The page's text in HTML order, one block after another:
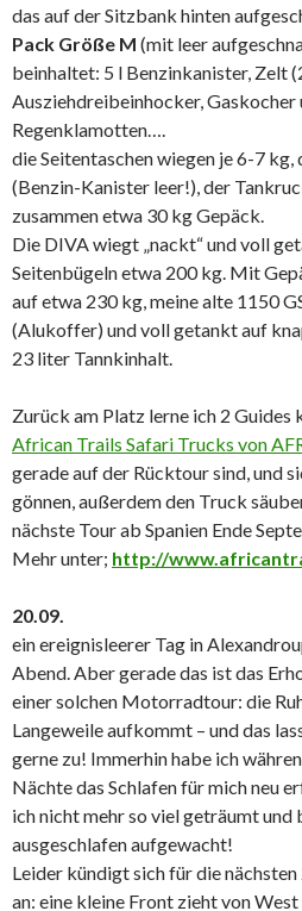
das auf der Sitzbank hinten
Pack Größe M (mit leer
beinhaltet: 5 l Benzinkanister, Zelt
Ausziehdreibeinhocker,
Regenklamotten….
die Seitentaschen wiegen je 6-7 kg,
(Benzin-Kanister leer!), der
zusammen etwa 30 kg Gepäck.
Die DIVA wiegt „nackt“ und voll
Seitenbügeln etwa 200 kg. Mit
auf etwa 230 kg, meine alte 1150
(Alukoffer) und voll getankt auf
23 liter Tannkinhalt.
Zurück am Platz lerne ich 2 Guides
African Trails Safari Trucks von
gerade auf der Rücktour sind, und
gönnen, außerdem den Truck
nächste Tour ab Spanien Ende
Mehr unter; http://
20.09.
ein ereignisleerer Tag in
Abend. Aber gerade das ist das
einer solchen Motorradtour: die
Langeweile aufkommt – und das
gerne zu! Immerhin habe ich
Nächte das Schlafen für mich neu
ich nicht mehr so viel geträumt und
ausgeschlafen aufgewacht!
Leider kündigt sich für die
an: eine kleine Front zieht von